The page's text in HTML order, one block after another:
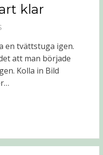
klar
en tvättstuga igen.
att man började
Kolla in Bild